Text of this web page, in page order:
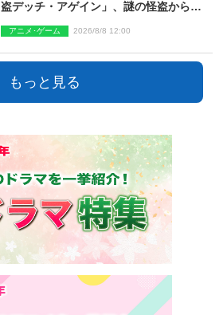
盗デッチ・アゲイン」、謎の怪盗から不
アニメ･ゲーム 2026/8/8 12:00
もっと見る